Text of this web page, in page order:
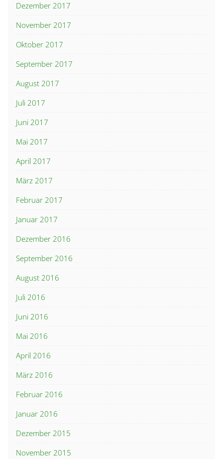
Dezember 2017
November 2017
Oktober 2017
September 2017
August 2017
Juli 2017
Juni 2017
Mai 2017
April 2017
März 2017
Februar 2017
Januar 2017
Dezember 2016
September 2016
August 2016
Juli 2016
Juni 2016
Mai 2016
April 2016
März 2016
Februar 2016
Januar 2016
Dezember 2015
November 2015